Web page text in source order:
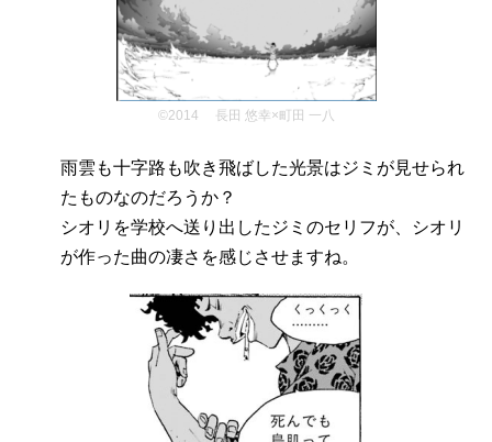
©2014 長田 悠幸×町田 一八
雨雲も十字路も吹き飛ばした光景はジミが見せられ
たものなのだろうか？
シオリを学校へ送り出したジミのセリフが、シオリ
が作った曲の凄さを感じさせますね。